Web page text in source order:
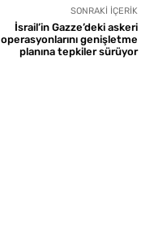
SONRAKI İÇERIK
İsrail’in Gazze’deki askeri
operasyonlarını genişletme
planına tepkiler sürüyor